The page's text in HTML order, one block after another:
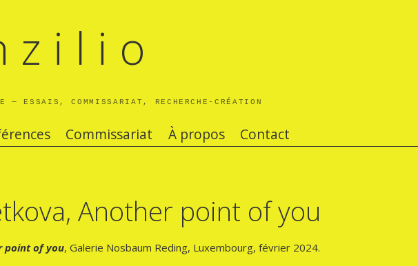
z i l i o
— ESSAIS, COMMISSARIAT, RECHERCHE-CRÉATION
Commissariat À propos Contact
Another point of you
point of you, Galerie Nosbaum Reding, Luxembourg, février 2024.